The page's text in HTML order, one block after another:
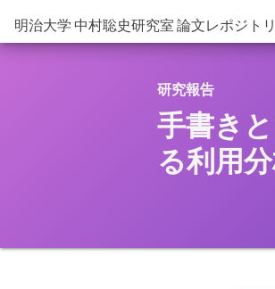
明治大学 中村聡史研究室 論文レポジトリ
研究報告
手書き
る利用